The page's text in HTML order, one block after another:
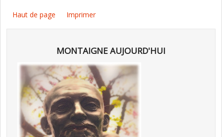
Haut de page Imprimer
MONTAIGNE AUJOURD'HUI